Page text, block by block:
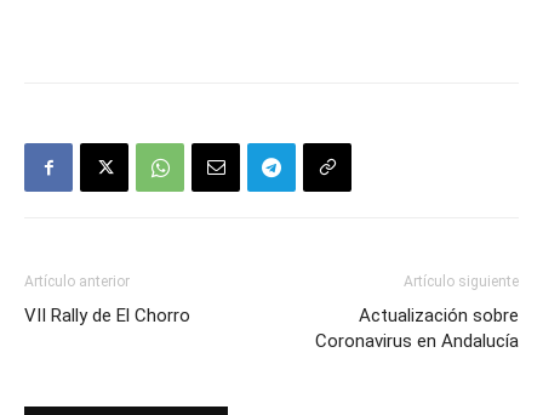
Artículo anterior
VII Rally de El Chorro
Artículo siguiente
Actualización sobre
Coronavirus en Andalucía